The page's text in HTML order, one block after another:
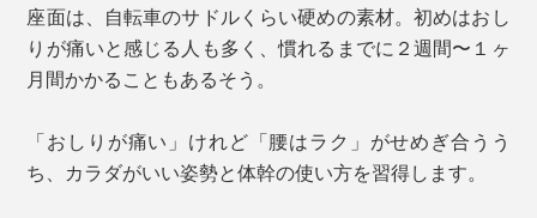
座面は、自転車のサドルくらい硬めの素材。初めはおし
りが痛いと感じる人も多く、慣れるまでに２週間〜１ヶ
月間かかることもあるそう。
「おしりが痛い」けれど「腰はラク」がせめぎ合うう
ち、カラダがいい姿勢と体幹の使い方を習得します。